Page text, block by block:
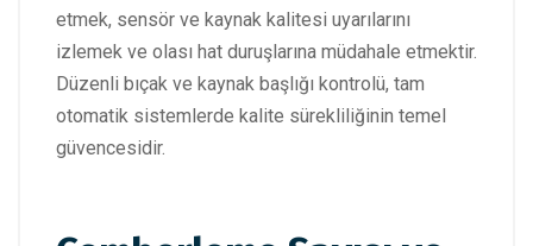
etmek, sensör ve kaynak kalitesi uyarılarını
izlemek ve olası hat duruşlarına müdahale etmektir.
Düzenli bıçak ve kaynak başlığı kontrolü, tam
otomatik sistemlerde kalite sürekliliğinin temel
güvencesidir.